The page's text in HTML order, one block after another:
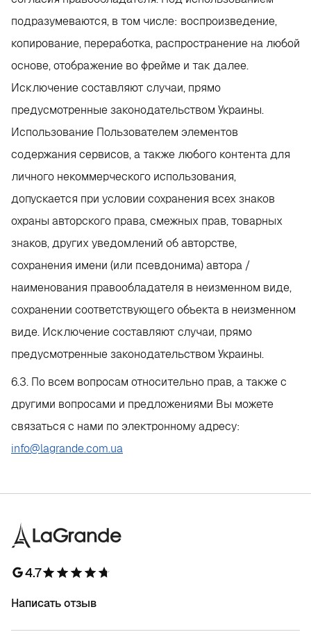
подразумеваются, в том числе: воспроизведение,
копирование, переработка, распространение на любой
основе, отображение во фрейме и так далее.
Исключение составляют случаи, прямо
предусмотренные законодательством Украины.
Использование Пользователем элементов
содержания сервисов, а также любого контента для
личного некоммерческого использования,
допускается при условии сохранения всех знаков
охраны авторского права, смежных прав, товарных
знаков, других уведомлений об авторстве,
сохранения имени (или псевдонима) автора /
наименования правообладателя в неизменном виде,
сохранении соответствующего объекта в неизменном
виде. Исключение составляют случаи, прямо
предусмотренные законодательством Украины.
6.3. По всем вопросам относительно прав, а также с
другими вопросами и предложениями Вы можете
связаться с нами по электронному адресу:
info@lagrande.com.ua
4.7
Написать отзыв